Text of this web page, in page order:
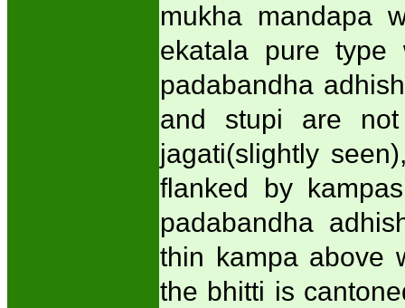
mukha mandapa
ekatala pure type
padabandha
and stupi are
jagati(slightly
flanked by
padabandha
thin kampa above
the bhitti is